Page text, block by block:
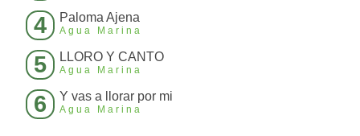
4 Paloma Ajena
Agua Marina
5 LLORO Y CANTO
Agua Marina
6 Y vas a llorar por mi
Agua Marina